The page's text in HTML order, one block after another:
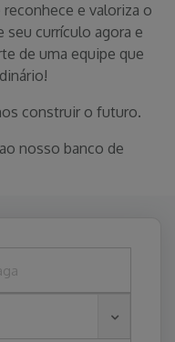
reconhece e valoriza o
seu currículo agora e
de uma equipe que
construir o futuro.
nosso banco de